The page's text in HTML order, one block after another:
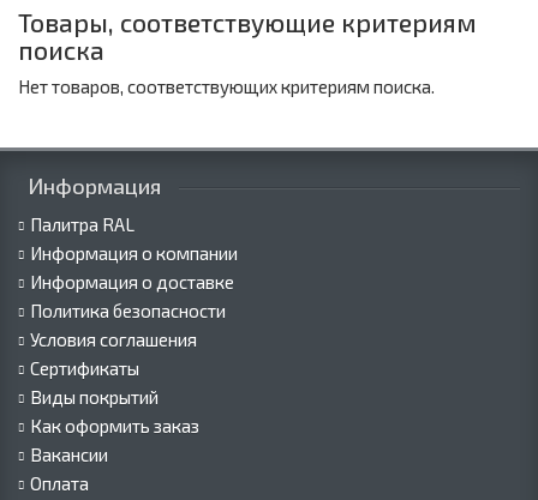
Товары, соответствующие критериям
поиска
Нет товаров, соответствующих критериям поиска.
Информация
Палитра RAL
Информация о компании
Информация о доставке
Политика безопасности
Условия соглашения
Сертификаты
Виды покрытий
Как оформить заказ
Вакансии
Оплата